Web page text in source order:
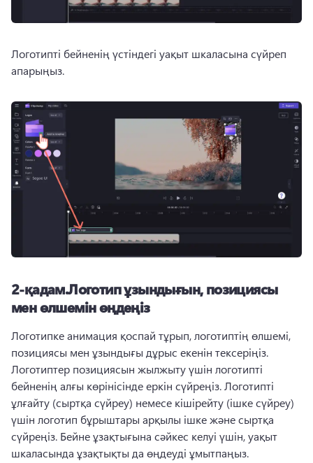
Логотипті бейненің үстіндегі уақыт шкаласына сүйреп
апарыңыз.
2-қадам.Логотип ұзындығын, позициясы
мен өлшемін өңдеңіз
Логотипке анимация қоспай тұрып, логотиптің өлшемі,
Логотиптер позициясын жылжыту үшін логотипті
бейненің алғы көрінісінде еркін сүйреңіз. Логотипті
ұлғайту (сыртқа сүйреу) немесе кішірейту (ішке сүйреу)
үшін логотип бұрыштары арқылы ішке және сыртқа
сүйреңіз. Бейне ұзақтығына сәйкес келуі үшін, уақыт